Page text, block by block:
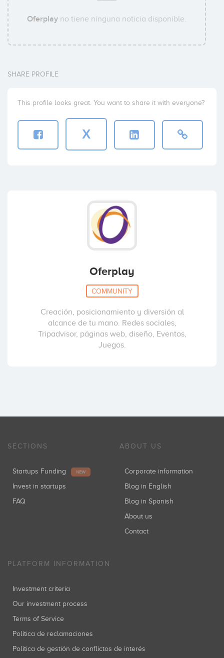
Oferplay no tiene ninguna noticia disponible.
SHARE PROFILE
This profile looks great. You want to share it with everyone?
X
Oferplay
COMMUNITY
Creación, posicionamiento y diversión al
alcance de tu mano. Redes sociales,
Tripadvisor, páginas web, diseño, Eventos,
Juegos.
SECTIONS
Startups Funding NEW
Invest in startups
FAQ
ABOUT US
Corporate information
Blog in English
Blog in Spanish
About us
Contact
PLATFORM INFORMATION
Investment criteria
Our investment process
Terms of Service
Política de reclamaciones
Política de gestión de conflictos de interés